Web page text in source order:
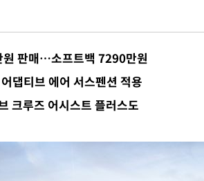
판매…소프트백 7290만원
댑티브 에어 서스펜션 적용
크루즈 어시스트 플러스도